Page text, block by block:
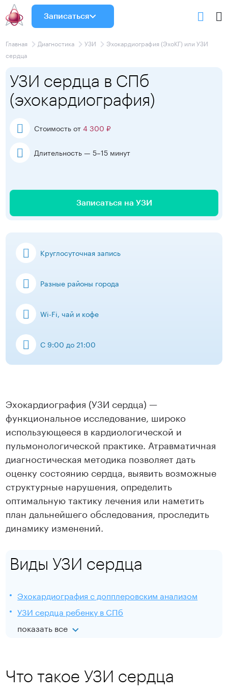
Записаться
Главная Диагностика УЗИ
Эхокардиография (ЭхоКГ) или УЗИ
сердца
УЗИ сердца в СПб
(эхокардиография)
Стоимость от4 300 ₽
Длительность — 5–15 минут
Записаться на УЗИ
Круглосуточная запись
Разные районы города
Wi-Fi, чай и кофе
С 9:00 до 21:00
Эхокардиография (УЗИ сердца) —
функциональное исследование, широко
использующееся в кардиологической и
пульмонологической практике. Атравматичная
диагностическая методика позволяет дать
оценку состоянию сердца, выявить возможные
структурные нарушения, определить
оптимальную тактику лечения или наметить
план дальнейшего обследования, проследить
динамику изменений.
Виды УЗИ сердца
Эхокардиография с допплеровским анализом
УЗИ сердца ребенку в СПб
показать все
Что такое УЗИ сердца